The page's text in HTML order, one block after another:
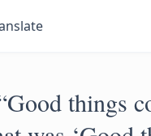
things